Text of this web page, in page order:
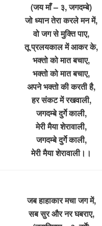
(जय माँ – ३, जगदम्बे)
जो ध्यान तेरा करले मन में,
वो जग से मुक्ति पाए,
तू प्रलयकाल में आकर के,
भक्तो को मात बचाए,
भक्तो को मात बचाए,
अपने भक्तो की करती है,
हर संकट में रखवाली,
जगदम्बे दुर्गे काली,
मेरी मैया शेरावाली,
जगदम्बे दुर्गे काली,
मेरी मैया शेरावाली।।
जब हाहाकार मचा जग में,
सब सुर और नर घबराए,